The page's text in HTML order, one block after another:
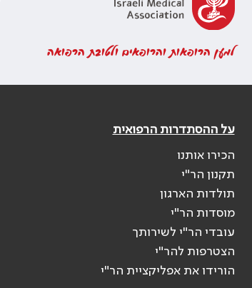
למען הרופאות והרופאים ולטובת הרפואה
על ההסתדרות הרפואית
הכירו אותנו
תקנון הר"י
תולדות הארגון
מוסדות הר"י
עובדי הר"י לשירותך
הצטרפות להר"י
הורידו את אפליקציית הר"י